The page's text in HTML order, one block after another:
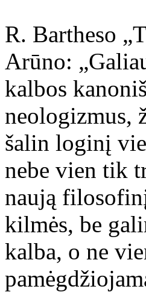
R. Bartheso
Arūno:
kalbos
neologizmus,
šalin loginį
nebe vien tik
naują
kilmės, be
kalba, o ne